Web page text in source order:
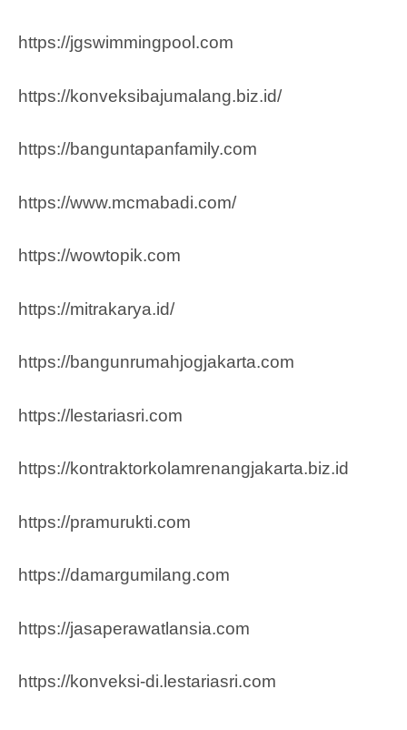
https://jgswimmingpool.com
https://konveksibajumalang.biz.id/
https://banguntapanfamily.com
https://www.mcmabadi.com/
https://wowtopik.com
https://mitrakarya.id/
https://bangunrumahjogjakarta.com
https://lestariasri.com
https://kontraktorkolamrenangjakarta.biz.id
https://pramurukti.com
https://damargumilang.com
https://jasaperawatlansia.com
https://konveksi-di.lestariasri.com